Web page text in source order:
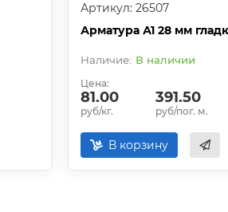
Артикул: 26507
Арматура А1 28 мм
В наличии
Цена:
81.00
руб/кг.
391.50
руб/пог. м.
В корзину